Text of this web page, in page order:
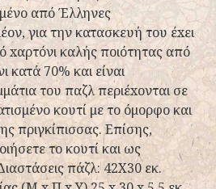
από Έλληνες
για την κατασκευή του έxει
xαρτόνι καλής ποιότητας από
70% και είναι
του παζλ περιέxονται σε
κουτί με το όμορφο και
πριγκίπισσας. Επίσης,
το κουτί και ως
πάζλ: 42Χ30 εκ.